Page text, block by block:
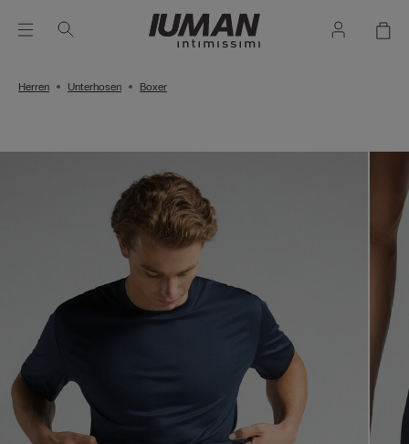
Herren Unterhosen Boxer